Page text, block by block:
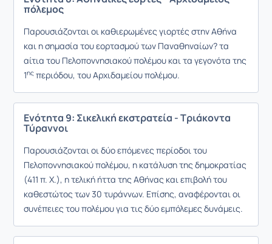
πόλεμος
Παρουσιάζονται οι καθιερωμένες γιορτές στην Αθήνα
και η σημασία του εορτασμού των Παναθηναίων? τα
αίτια του Πελοποννησιακού πολέμου και τα γεγονότα της
1ης περιόδου, του Αρχιδαμείου πολέμου.
Ενότητα 9: Σικελική εκστρατεία - Τριάκοντα
Τύραννοι
Παρουσιάζονται οι δύο επόμενες περίοδοι του
Πελοποννησιακού πολέμου, η κατάλυση της δημοκρατίας
(411 π. Χ.), η τελική ήττα της Αθήνας και επιβολή του
καθεστώτος των 30 τυράννων. Επίσης, αναφέρονται οι
συνέπειες του πολέμου για τις δύο εμπόλεμες δυνάμεις.